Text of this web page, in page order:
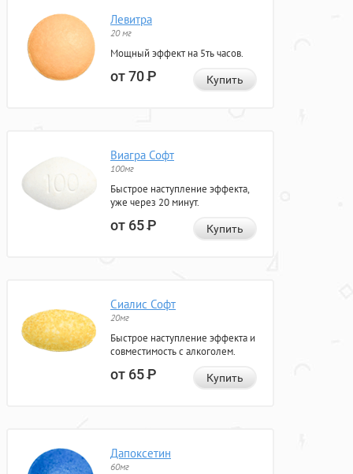
Левитра
20 мг
Мощный эффект на 5ть часов.
от 70Р Купить
Виагра Софт
100мг
Быстрое наступление эффекта,
уже через 20 минут.
от 65Р Купить
Сиалис Софт
20мг
Быстрое наступление эффекта и
совместимость с алкоголем.
от 65Р Купить
Дапоксетин
60мг